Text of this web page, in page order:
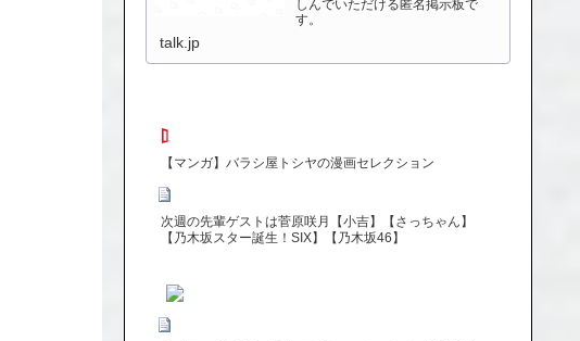
しんでいただける匿名掲示板で
す。
talk.jp
【マンガ】バラシ屋トシヤの漫画セレクション
次週の先輩ゲストは菅原咲月【小吉】【さっちゃん】
【乃木坂スター誕生！SIX】【乃木坂46】